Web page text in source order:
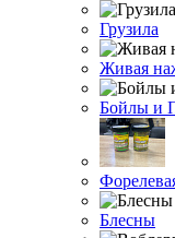
Грузила
Живая
Бойлы и
Блесны